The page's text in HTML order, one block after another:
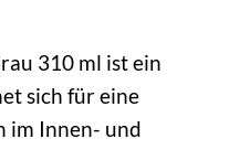
310 ml ist ein
sich für eine
im Innen- und